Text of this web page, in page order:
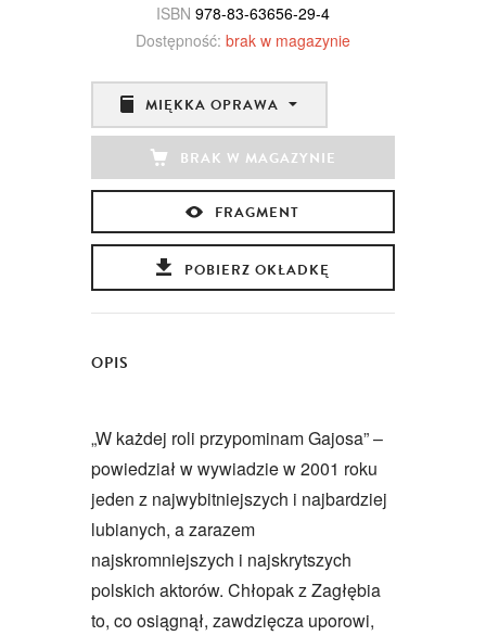
ISBN 978-83-63656-29-4
Dostępność: brak w magazynie
MIĘKKA OPRAWA
BRAK W MAGAZYNIE
FRAGMENT
POBIERZ OKŁADKĘ
OPIS
„W każdej roli przypominam Gajosa” –
powiedział w wywiadzie w 2001 roku
jeden z najwybitniejszych i najbardziej
lubianych, a zarazem
najskromniejszych i najskrytszych
polskich aktorów. Chłopak z Zagłębia
to, co osiągnął, zawdzięcza uporowi,